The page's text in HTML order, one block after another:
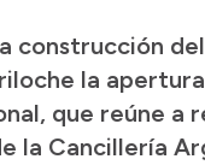
construcción
la
que reúne a
la Cancillería